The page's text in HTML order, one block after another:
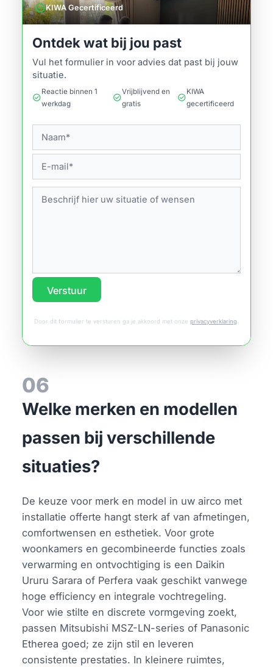
verifiedKIWA Gecertificeerd
Ontdek wat bij jou past
Vul het formulier in voor advies dat past bij jouw
situatie.
check_circle
Reactie binnen 1
werkdag
check_circle
Vrijblijvend en
gratis
check_circle
KIWA
gecertificeerd
Verstuur
Door dit formulier te versturen ga je akkoord met onze privacyverklaring
06
Welke merken en modellen
passen bij verschillende
situaties?
De keuze voor merk en model in uw airco met
installatie offerte hangt sterk af van afmetingen,
comfortwensen en esthetiek. Voor grote
woonkamers en gecombineerde functies zoals
verwarming en ontvochtiging is een Daikin
Ururu Sarara of Perfera vaak geschikt vanwege
hoge efficiency en integrale vochtregeling.
Voor wie stilte en discrete vormgeving zoekt,
passen Mitsubishi MSZ-LN-series of Panasonic
Etherea goed; ze zijn stil en leveren
consistente prestaties. In kleinere ruimtes,